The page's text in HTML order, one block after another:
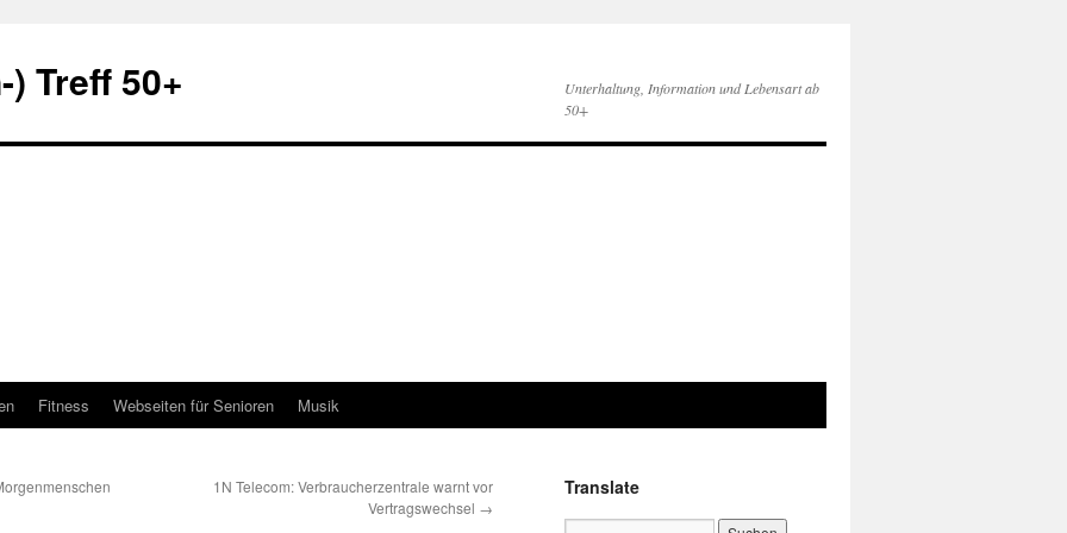
Treff 50+
Unterhaltung, Information und Lebensart ab
50+
Fitness Webseiten für Senioren Musik
1N Telecom: Verbraucherzentrale warnt vor
Vertragswechsel →
Translate